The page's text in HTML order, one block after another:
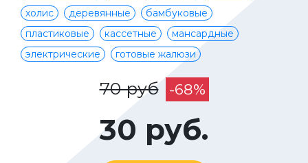
холис
деревянные
бамбуковые
пластиковые
кассетные
мансардные
электрические
готовые жалюзи
70 руб -68%
30 руб.